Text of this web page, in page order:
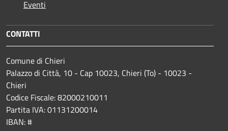
Eventi
CONTATTI
Comune di Chieri
Palazzo di Città, 10 - Cap 10023, Chieri (To) - 10023 -
Chieri
Codice Fiscale: 82000210011
Partita IVA: 01131200014
IBAN: #